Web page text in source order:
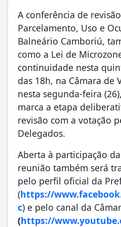
A conferência de
Parcelamento, Uso e
Balneário Camboriú,
como a Lei de
continuidade nesta
das 18h, na Câmara de
nesta segunda-feira
marca a etapa
revisão com a votação
Delegados.
Aberta à participação
reunião também será
pelo perfil oficial da
(https://
c) e pelo canal da
(https://